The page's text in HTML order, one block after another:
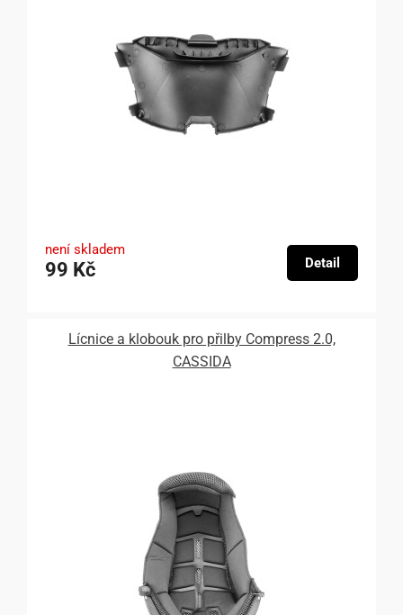
není skladem
99 Kč Detail
Lícnice a klobouk pro přilby Compress 2.0,
CASSIDA